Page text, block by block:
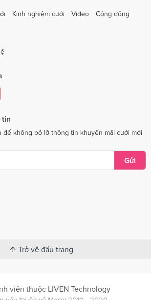
Kinh nghiệm cưới Video Cộng đồng
tin
để không bỏ lỡ thông tin khuyến mãi cưới mới
Gửi
Trở về đầu trang
viên thuộc LIVEN Technology